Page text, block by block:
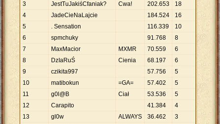
3
JestTuJakiśCfaniak? Cwa! 202.653
18
4
JadeCieNaLajcie 184.524
16
5
. Sensation 116.339
10
6
spmchuky 91.768
8
7
MaxMacior MXMR 70.559
6
8
DzIaRuŚ Cienia 68.197
6
9
czikita997 57.756
5
10
matibokun =GA= 57.402
5
11
g0l@B Ciał 53.536
5
12
Carapito 41.384
4
13
gl0w ALWAYS 36.462
3